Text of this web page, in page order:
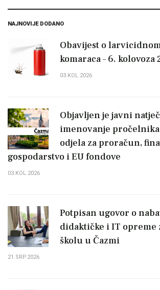
NAJNOVIJE DODANO
Obavijest o
komaraca – 6. kolovoza
03.KOL.2026
Objavljen je javni
imenovanje
odjela za proračun,
gospodarstvo i EU fondove
03.KOL.2026
Potpisan ugovor o
didaktičke i IT opreme
školu u Čazmi
21.SRP.2026